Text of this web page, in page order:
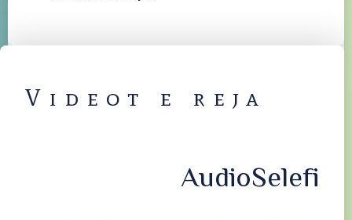
Videot e reja
AudioSelefi